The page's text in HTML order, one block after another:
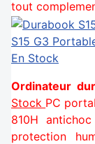
tout
S15 G3
En Stock
Ordinateur
Stock PC
810H
protection